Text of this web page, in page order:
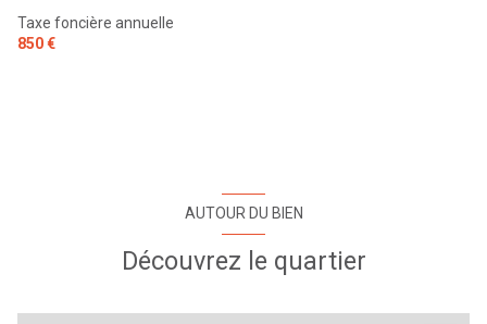
Taxe foncière annuelle
850 €
AUTOUR DU BIEN
Découvrez le quartier